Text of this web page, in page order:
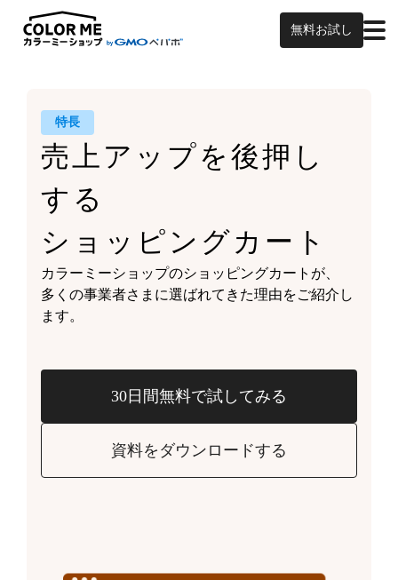
無料お試し
特長
売上アップを後押し
する
ショッピングカート
カラーミーショップのショッピングカートが、
多くの事業者さまに選ばれてきた理由をご紹介し
ます。
30日間無料で試してみる
資料をダウンロードする